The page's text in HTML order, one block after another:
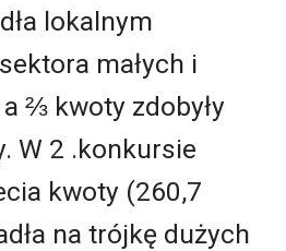
lokalnym
małych i
⅔ kwoty zdobyły
W 2 .konkursie
kwoty (260,7
na trójkę dużych